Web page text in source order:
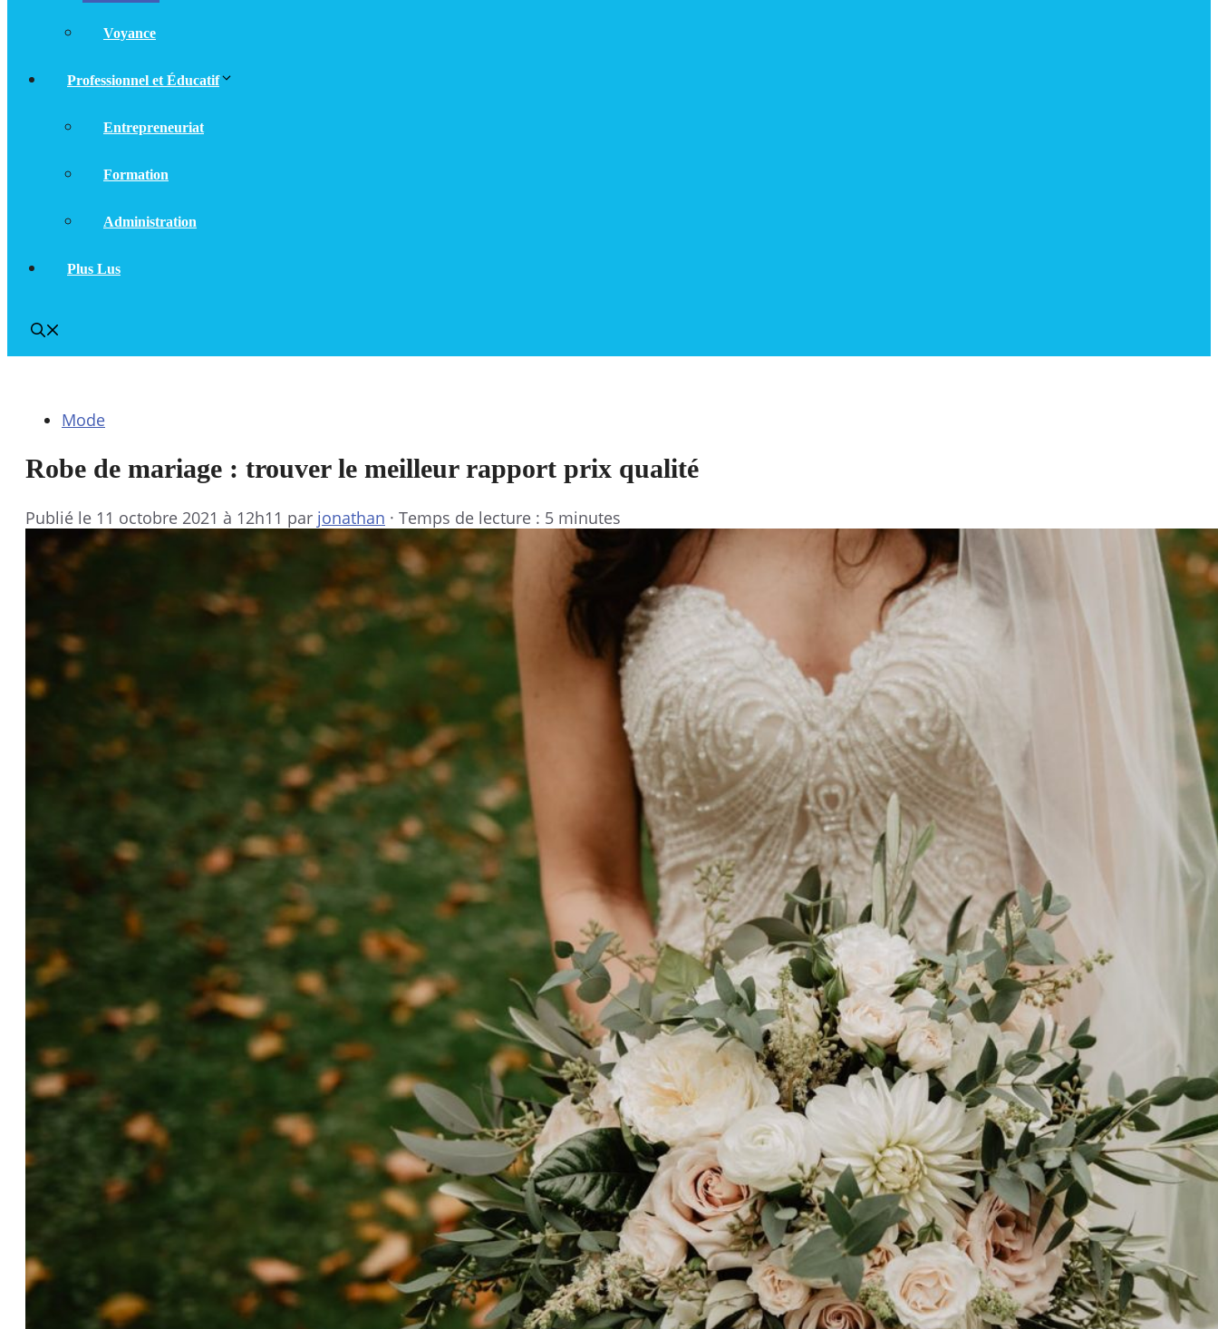
Voyance
Professionnel et Éducatif
Entrepreneuriat
Formation
Administration
Plus Lus
Mode
Robe de mariage : trouver le meilleur rapport prix qualité
Publié le 11 octobre 2021 à 12h11 par jonathan · Temps de lecture : 5 minutes